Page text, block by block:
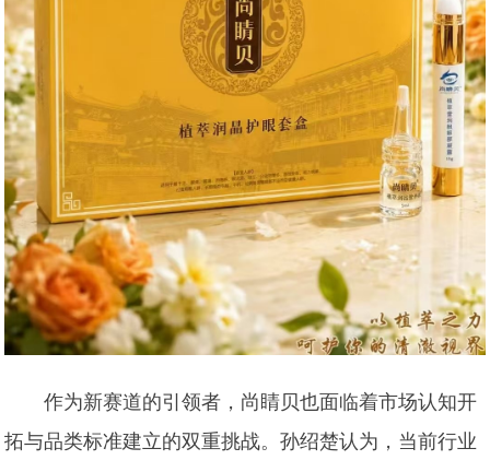
作为新赛道的引领者，尚睛贝也面临着市场认知开
拓与品类标准建立的双重挑战。孙绍楚认为，当前行业